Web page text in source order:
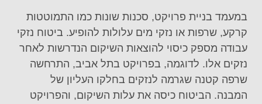
במעמד בניית פרויקט, סכנות שונות כמו התמוטטות
קרקע, שרפות או נזקי מים עלולות להופיע. ביטוח נזקי
עבודה מספק כיסוי להוצאות השיקום הנדרשות לאחר
נזקים אלו. לדוגמה, בפרויקט בתל אביב, התרחשה
שרפה קטנה שגרמה לנזקים בחלקו העליון של
המבנה. הביטוח כיסה את עלות השיקום, והפרויקט